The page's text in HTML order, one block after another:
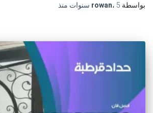
بواسطة
rowan، 5 سنوات منذ